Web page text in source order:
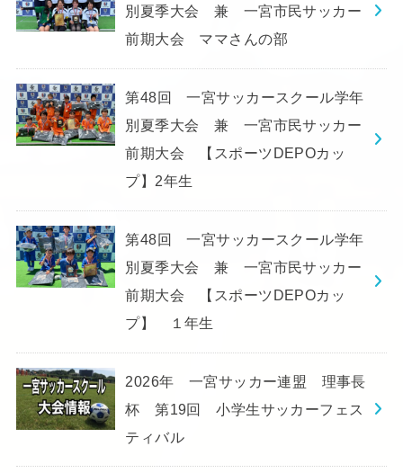
別夏季大会 兼 一宮市民サッカー
前期大会 ママさんの部
第48回 一宮サッカースクール学年
別夏季大会 兼 一宮市民サッカー
前期大会 【スポーツDEPOカッ
プ】2年生
第48回 一宮サッカースクール学年
別夏季大会 兼 一宮市民サッカー
前期大会 【スポーツDEPOカッ
プ】 １年生
2026年 一宮サッカー連盟 理事長
杯 第19回 小学生サッカーフェス
ティバル